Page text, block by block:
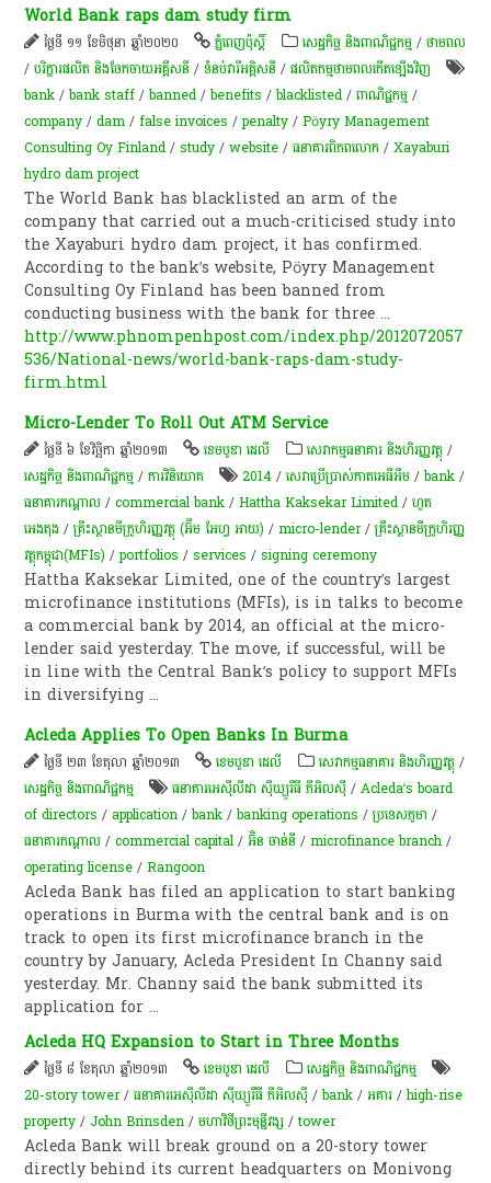
World Bank raps dam study firm
ថ្ងៃទី ១១ ខែមិថុនា ឆ្នាំ២០២០ ភ្នំពេញប៉ុស្តិ៍ សេដ្ឋកិច្ច និងពាណិជ្ជកម្ម /ថាមពល
/បរិក្ខារផលិត និងចែកចាយអគ្គីសនី /ទំនប់​វា​រី​អគ្គិសនី​ /ផលិតកម្មថាមពលកើតឡើងវិញ
bank /bank staff /banned /benefits /blacklisted /ពាណិជ្ជកម្ម /
company /dam /false invoices /penalty /Pöyry Management
Consulting Oy Finland /study /website /ធនាគារពិភពលោក /Xayaburi
hydro dam project
The World Bank has blacklisted an arm of the
company that carried out a much-criticised study into
the Xayaburi hydro dam project, it has confirmed.
According to the bank’s website, Pöyry Management
Consulting Oy Finland has been banned from
conducting business with the bank for three...
http://www.phnompenhpost.com/index.php/2012072057
536/National-news/world-bank-raps-dam-study-
firm.html
Micro-Lender To Roll Out ATM Service
ថ្ងៃទី ៦ ខែវិច្ឆិកា ឆ្នាំ២០១៣ ខេមបូឌា ដេលី សេវាកម្មធនាគារ និងហិរញ្ញវត្ថុ /
សេដ្ឋកិច្ច និងពាណិជ្ជកម្ម /ការវិនិយោគ 2014 /សេវា​ប្រើប្រាស់​កាត​អេធីអឹម /bank /
ធនាគារ​កណ្តាល​ /commercial bank /Hattha Kaksekar Limited /ហួត
អេងតុង /គ្រឹះស្ថាន​មីក្រូហិរញ្ញវត្ថុ (អ៊ឹម អែហ្វ អាយ) /micro-lender/គ្រឹះស្ថាន​មីក្រូ​ហិរញ្ញ
វត្ថុ​កម្ពុជា(MFIs) /portfolios /services /signing ceremony
Hattha Kaksekar Limited, one of the country’s largest
microfinance institutions (MFIs), is in talks to become
a commercial bank by 2014, an official at the micro-
lender said yesterday. The move, if successful, will be
in line with the Central Bank’s policy to support MFIs
in diversifying...
Acleda Applies To Open Banks In Burma
ថ្ងៃទី ២៣ ខែតុលា ឆ្នាំ២០១៣ ខេមបូឌា ដេលី សេវាកម្មធនាគារ និងហិរញ្ញវត្ថុ /
សេដ្ឋកិច្ច និងពាណិជ្ជកម្ម
ធនាគារអេស៊ីលីដា ស៊ីឃ្យួរឹធី ភីអិលស៊ី/Acleda’s board
of directors /application /bank /banking operations /ប្រទេសភូមា /
ធនាគារ​កណ្តាល​ /commercial capital /អ៊ិន ចាន់នី /microfinance branch /
operating license /Rangoon
Acleda Bank has filed an application to start banking
operations in Burma with the central bank and is on
track to open its first microfinance branch in the
country by January, Acleda President In Channy said
yesterday. Mr. Channy said the bank submitted its
application for...
Acleda HQ Expansion to Start in Three Months
ថ្ងៃទី ៨ ខែតុលា ឆ្នាំ២០១៣ ខេមបូឌា ដេលី
សេដ្ឋកិច្ច និងពាណិជ្ជកម្ម
20-story tower/ធនាគារអេស៊ីលីដា ស៊ីឃ្យួរឹធី ភីអិលស៊ី/bank /អគារ​ /high-rise
property /John Brinsden /មហាវិថីព្រះមុន្នីវង្ស /tower
Acleda Bank will break ground on a 20-story tower
directly behind its current headquarters on Monivong